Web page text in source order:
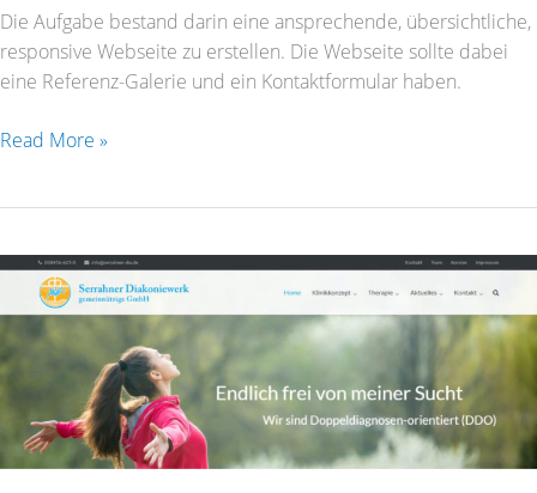
Die Aufgabe bestand darin eine ansprechende, übersichtliche,
responsive Webseite zu erstellen. Die Webseite sollte dabei
eine Referenz-Galerie und ein Kontaktformular haben.
Read More »
Rehaklinik
Serrahn